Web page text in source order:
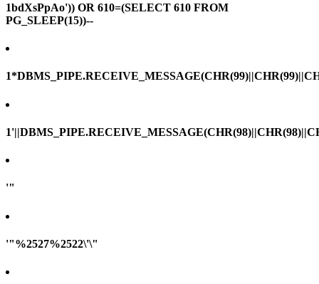
1bdXsPpAo')) OR 610=(SELECT 610 FROM
PG_SLEEP(15))--
'"
'"%2527%2522\'\"